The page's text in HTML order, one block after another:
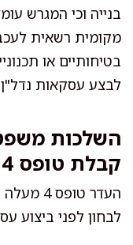
בנייה וכי המגרש
בטיחותיים או
לבצע עסקאות
השלכות
קבלת טופס 4
העדר
לבחון לפני ביצוע